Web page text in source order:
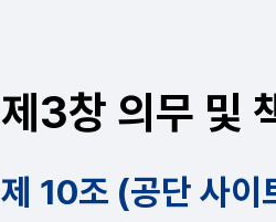
제3창 의무 및
제 10조 (공단 사이